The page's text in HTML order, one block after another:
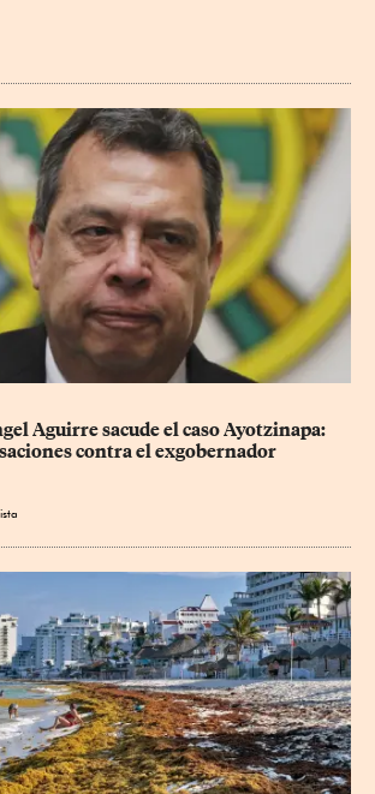
Aguirre sacude el caso Ayotzinapa:
contra el exgobernador